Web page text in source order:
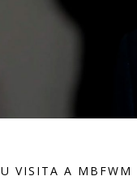
VISITA A MBFWM